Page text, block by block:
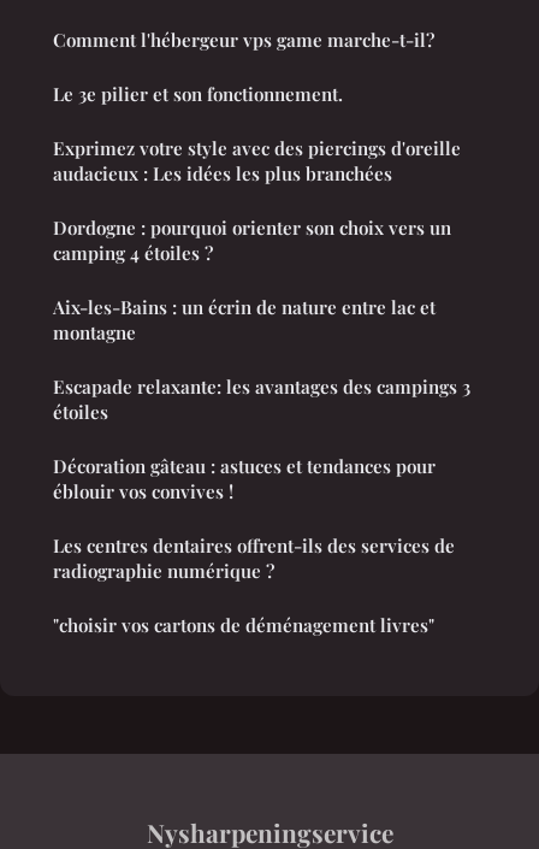
Comment l'hébergeur vps game marche-t-il?
Le 3e pilier et son fonctionnement.
Exprimez votre style avec des piercings d'oreille
audacieux : Les idées les plus branchées
Dordogne : pourquoi orienter son choix vers un
camping 4 étoiles ?
Aix-les-Bains : un écrin de nature entre lac et
montagne
Escapade relaxante: les avantages des campings 3
étoiles
Décoration gâteau : astuces et tendances pour
éblouir vos convives !
Les centres dentaires offrent-ils des services de
radiographie numérique ?
"choisir vos cartons de déménagement livres"
Nysharpeningservice